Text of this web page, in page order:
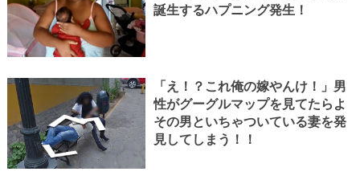
誕生するハプニング発生！
「え！？これ俺の嫁やんけ！」男
性がグーグルマップを見てたらよ
その男といちゃついている妻を発
見してしまう！！